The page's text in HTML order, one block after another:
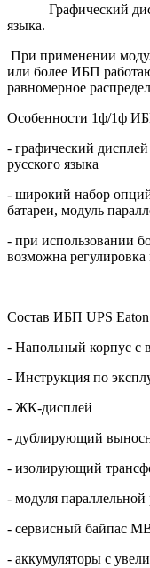
Графический
языка.
При применении
или более ИБП
равномерное
Особенности 1ф/1ф
- графический
русского языка
- широкий набор
батареи, модуль
- при использовании
возможна
Состав ИБП UPS Eaton
- Напольный корпус с
- Инструкция по
- ЖК-дисплей
- дублирующий
- изолирующий
- модуля
- сервисный байпас
- аккумуляторы с